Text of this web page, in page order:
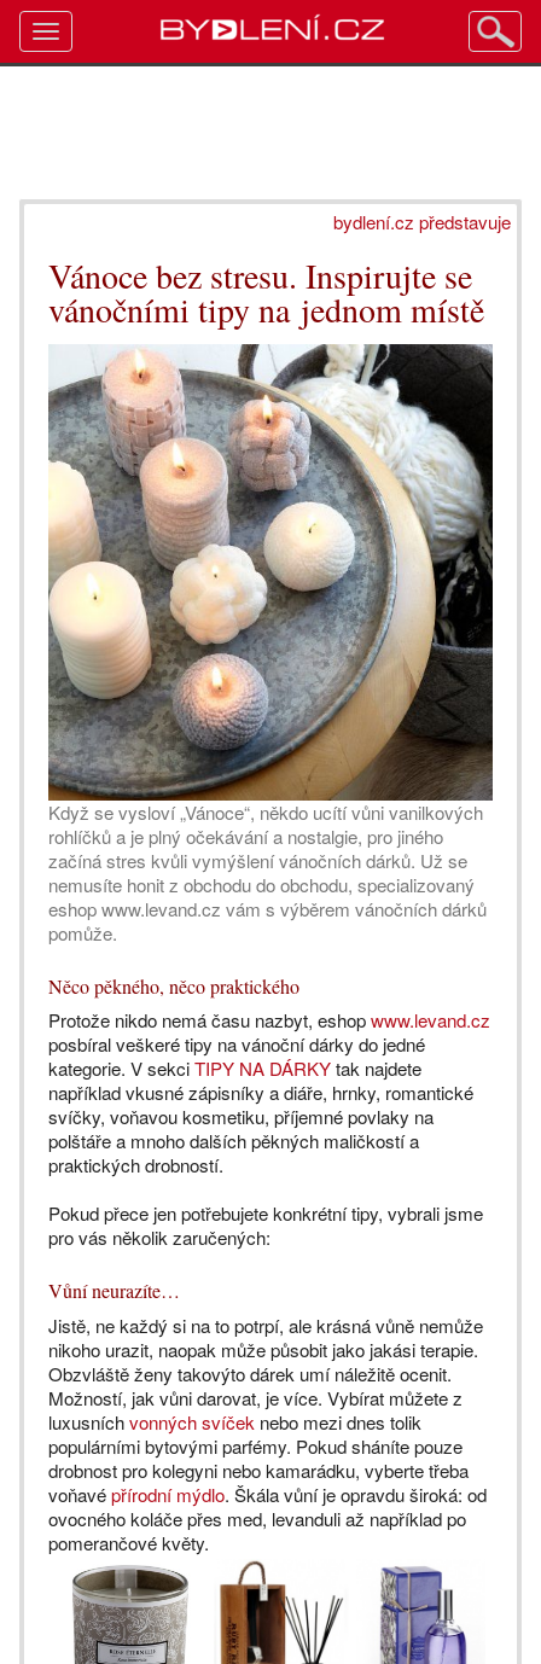
bydlení.cz představuje
Vánoce bez stresu. Inspirujte se
vánočními tipy na jednom místě
Když se vysloví „Vánoce“, někdo ucítí vůni vanilkových
rohlíčků a je plný očekávání a nostalgie, pro jiného
začíná stres kvůli vymýšlení vánočních dárků. Už se
nemusíte honit z obchodu do obchodu, specializovaný
eshop www.levand.cz vám s výběrem vánočních dárků
pomůže.
Něco pěkného, něco praktického
Protože nikdo nemá času nazbyt, eshopwww.levand.cz
posbíral veškeré tipy na vánoční dárky do jedné
kategorie. V sekciTIPY NA DÁRKYtak najdete
například vkusné zápisníky a diáře, hrnky, romantické
svíčky, voňavou kosmetiku, příjemné povlaky na
polštáře a mnoho dalších pěkných maličkostí a
praktických drobností.
Pokud přece jen potřebujete konkrétní tipy, vybrali jsme
pro vás několik zaručených:
Vůní neurazíte…
Jistě, ne každý si na to potrpí, ale krásná vůně nemůže
nikoho urazit, naopak může působit jako jakási terapie.
Obzvláště ženy takovýto dárek umí náležitě ocenit.
Možností, jak vůni darovat, je více. Vybírat můžete z
luxusníchvonných svíček nebo mezi dnes tolik
populárními bytovými parfémy. Pokud sháníte pouze
drobnost pro kolegyni nebo kamarádku, vyberte třeba
voňavépřírodní mýdlo. Škála vůní je opravdu široká: od
ovocného koláče přes med, levanduli až například po
pomerančové květy.
Toggle
navigation